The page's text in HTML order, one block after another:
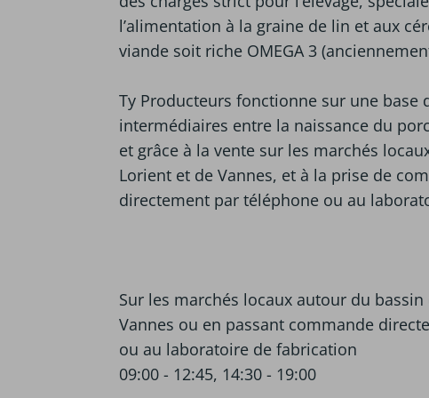
l’alimentation à la graine de lin et aux
viande soit riche OMEGA 3
Ty Producteurs fonctionne sur une base
intermédiaires entre la naissance du
et grâce à la vente sur les marchés
Lorient et de Vannes, et à la prise de
directement par téléphone ou au
Sur les marchés locaux autour du
Vannes ou en passant commande
ou au laboratoire de fabrication
09:00 - 12:45, 14:30 - 19:00